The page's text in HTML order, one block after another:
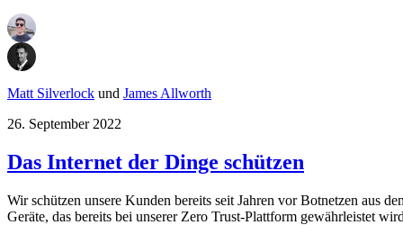
Matt Silverlock und James Allworth
26. September 2022
Das Internet der Dinge schützen
Wir schützen unsere Kunden bereits seit Jahren vor Botnetzen aus
Geräte, das bereits bei unserer Zero Trust-Plattform gewährleistet